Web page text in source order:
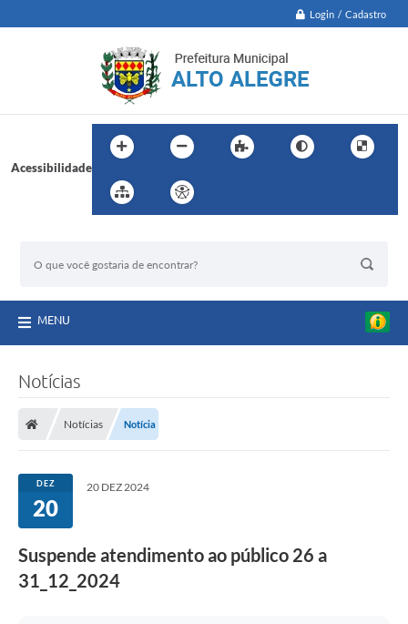
Login / Cadastro
Acessibilidade
MENU
Notícias
Notícias Notícia
DEZ
20
20 DEZ 2024
Suspende atendimento ao público 26 a
31_12_2024